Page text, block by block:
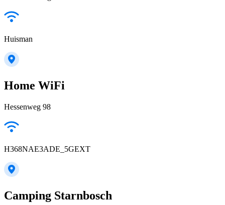
Huisman
Home WiFi
Hessenweg 98
H368NAE3ADE_5GEXT
Camping Starnbosch